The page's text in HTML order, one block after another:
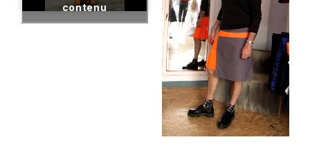
contenu